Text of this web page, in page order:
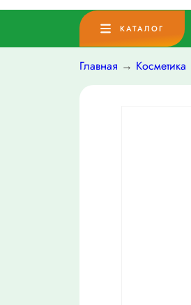
КАТАЛОГ
Главная → Косметика